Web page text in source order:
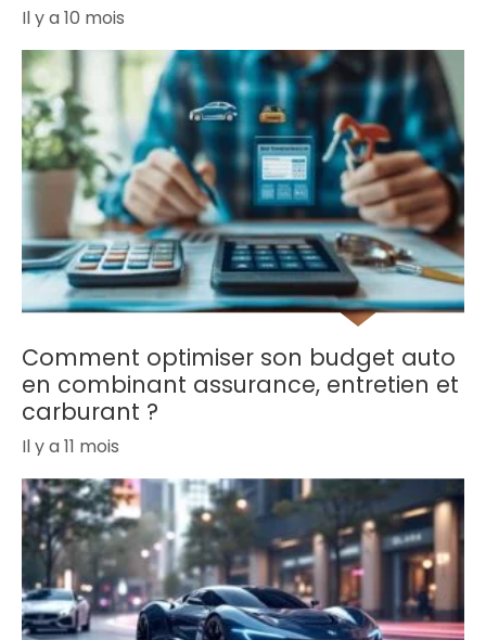
Il y a 10 mois
Comment optimiser son budget auto
en combinant assurance, entretien et
carburant ?
Il y a 11 mois